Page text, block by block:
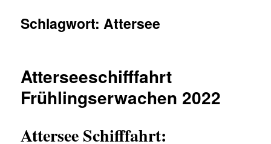
Schlagwort:Attersee
Atterseeschifffahrt
Frühlingserwachen 2022
Attersee Schifffahrt: